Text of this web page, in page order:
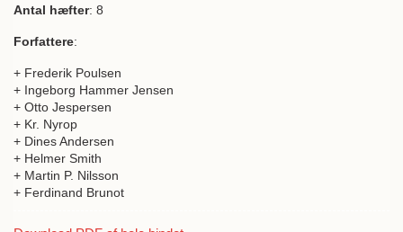
Antal hæfter: 8
Forfattere:
+ Frederik Poulsen
+ Ingeborg Hammer Jensen
+ Otto Jespersen
+ Kr. Nyrop
+ Dines Andersen
+ Helmer Smith
+ Martin P. Nilsson
+ Ferdinand Brunot